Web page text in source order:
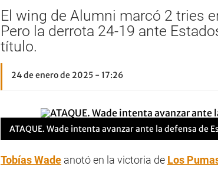
El wing de Alumni marcó 2 tries
Pero la derrota 24-19 ante
título.
24 de enero de 2025 - 17:26
ATAQUE. Wade intenta avanzar ante la defensa de
Tobías Wade anotó en la victoria de Los